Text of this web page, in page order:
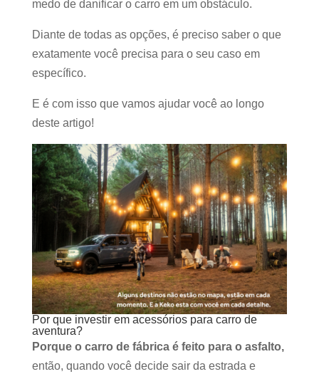
medo de danificar o carro em um obstáculo.
Diante de todas as opções, é preciso saber o que
exatamente você precisa para o seu caso em
específico.
E é com isso que vamos ajudar você ao longo
deste artigo!
Por que investir em acessórios para carro de
aventura?
Porque o carro de fábrica é feito para o asfalto,
então, quando você decide sair da estrada e